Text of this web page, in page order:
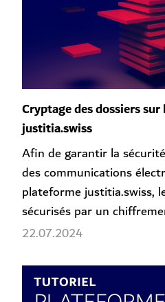
Cryptage des dossiers
justitia.swiss
Afin de garantir la
des communications
plateforme justitia.swiss,
sécurisés par un
22.07.2024